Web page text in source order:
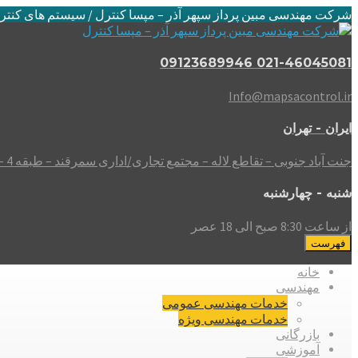
شرکت مهندسی مبین پرداز سپهر آذر – مپسا کنترل / سیستم های
021-46045081 09123689946
Info@mapsacontrol.ir
ایران - تهران
جنت آباد جنوبی – تقاطع لاله – مجتمع تجاری/اداری سمرقند – طبقه 4 – واحد 408
شنبه - چهارشنبه
از ساعت 8:30 صبح الی 18 عصر
فهرست
خانه
مهندسی
خدمات مهندسی عمومی
خدمات مهندسی ویژه
بازرگانی
آموزشی